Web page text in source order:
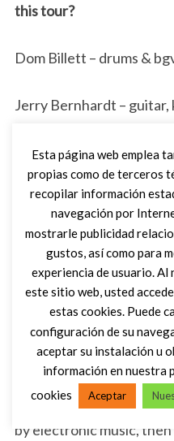
this tour?
Dom Billett – drums &
Jerry Bernhardt – guitar,
Charlie Whitten – guitar
Joe “The Kernal” Garner
You are clearly a
Folk trend. Which were
very beginning and
today? Which is you
current century?
year for you in terms of
When I first started
by electronic music,
Esta página web emplea
propias como de terceros
recopilar información
navegación por
mostrarle publicidad
gustos, así como para
experiencia de usuario. Al
este sitio web, usted
estas cookies. Puede
configuración de su
aceptar su instalación u
información en nuestra
cookies
Aceptar